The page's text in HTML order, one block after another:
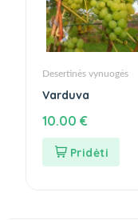
Desertinės vynuogės
Varduva
10.00 €